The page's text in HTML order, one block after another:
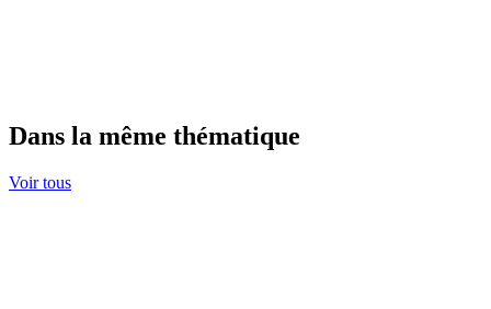
Dans la même thématique
Voir tous